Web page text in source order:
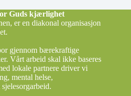
Guds kjærlighet
er en diakonal organisasjon
gjennom bærekraftige
Vårt arbeid skal ikke baseres
lokale partnere driver vi
mental helse,